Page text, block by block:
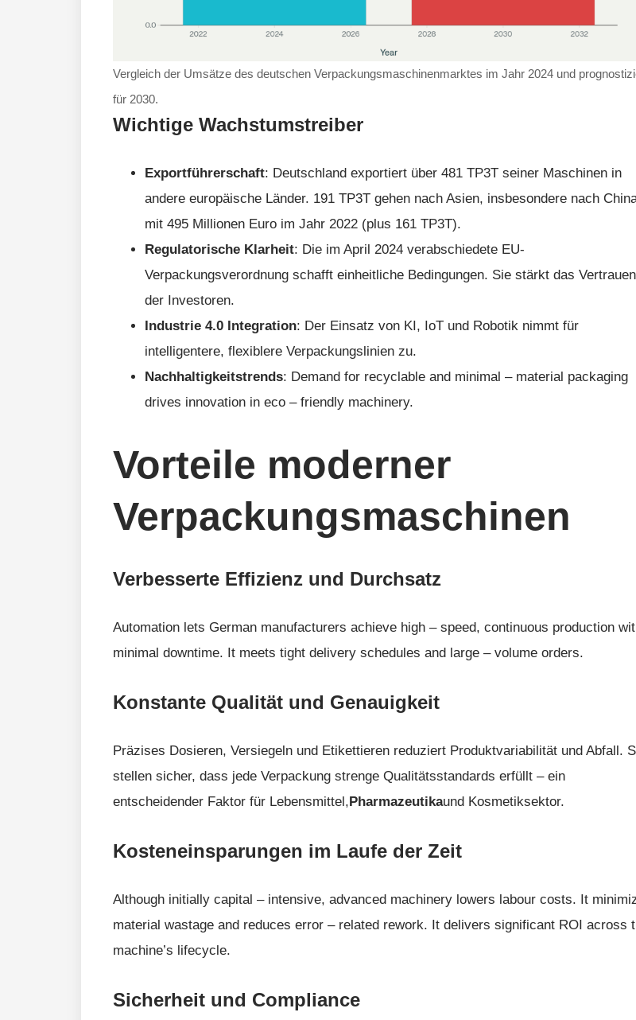
Vergleich der Umsätze des deutschen Verpackungsmaschinenmarktes im Jahr 2024 und
für 2030.
Wichtige Wachstumstreiber
Exportführerschaft: Deutschland exportiert über 481 TP3T seiner Maschinen in
andere europäische Länder. 191 TP3T gehen nach Asien, insbesondere nach
mit 495 Millionen Euro im Jahr 2022 (plus 161 TP3T).
Regulatorische Klarheit: Die im April 2024 verabschiedete EU-
Verpackungsverordnung schafft einheitliche Bedingungen. Sie stärkt das Vertrauen
der Investoren.
Industrie 4.0 Integration: Der Einsatz von KI, IoT und Robotik nimmt für
intelligentere, flexiblere Verpackungslinien zu.
Nachhaltigkeitstrends: Demand for recyclable and minimal – material packaging
drives innovation in eco – friendly machinery.
Vorteile moderner
Verpackungsmaschinen
Verbesserte Effizienz und Durchsatz
Automation lets German manufacturers achieve high – speed, continuous production
minimal downtime. It meets tight delivery schedules and large – volume orders.
Konstante Qualität und Genauigkeit
Präzises Dosieren, Versiegeln und Etikettieren reduziert Produktvariabilität und Abfall.
stellen sicher, dass jede Verpackung strenge Qualitätsstandards erfüllt – ein
entscheidender Faktor für Lebensmittel,Pharmazeutikaund Kosmetiksektor.
Kosteneinsparungen im Laufe der Zeit
Although initially capital – intensive, advanced machinery lowers labour costs. It
material wastage and reduces error – related rework. It delivers significant ROI across
machine’s lifecycle.
Sicherheit und Compliance